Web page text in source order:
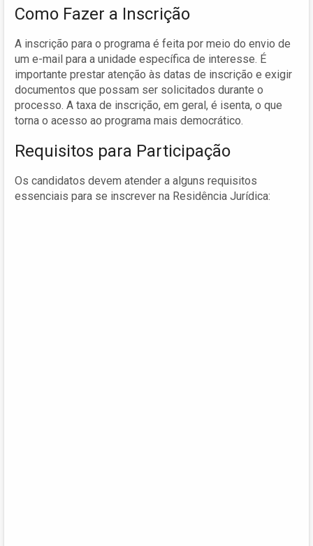
Como Fazer a Inscrição
A inscrição para o programa é feita por meio do envio de
um e-mail para a unidade específica de interesse. É
importante prestar atenção às datas de inscrição e exigir
documentos que possam ser solicitados durante o
processo. A taxa de inscrição, em geral, é isenta, o que
torna o acesso ao programa mais democrático.
Requisitos para Participação
Os candidatos devem atender a alguns requisitos
essenciais para se inscrever na Residência Jurídica: